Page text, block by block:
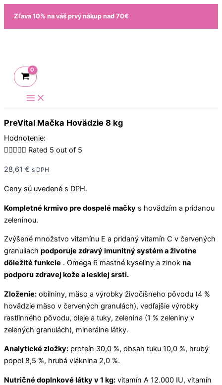
Preskočiť
obsah
Zľava 10% na váš prvý nákup nad 70€
PreVital Mačka Hovädzie 8 kg
Hodnotenie:
 Rated 5 out of 5
28,61 € s DPH
Ceny sú uvedené s DPH.
Kompletné krmivo pre dospelé mačky s hovädzím a pridanou
zeleninou.
Zvýšené množstvo vitamínu E a pridaný vitamín C v červených
granuliach podporuje zdravý imunitný systém a životne
dôležité funkcie . Omega 6 mastné kyseliny a zinok na
podporu zdravej kože a lesklej srsti.
Zloženie: obilniny, mäso a výrobky živočíšneho pôvodu (4 %
hovädzie mäso v červených granulách), vedľajšie výrobky
rastlinného pôvodu, oleje a tuky, zelenina (1 % zeleniny v
zelených granulách), minerálne látky.
Analytické zložky: proteín 30,0 %, obsah tuku 10,0 %, hrubý
popol 8,5 %, hrubá vláknina 2,0 %.
Nutričné doplnkové látky v 1 kg: vitamín A 12.000 IU, vitamín
množstvo
PreVital
Mačka